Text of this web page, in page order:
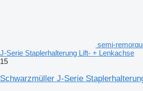
semi-
J-Serie Staplerhalterung Lift- + Lenkachse
15
Schwarzmüller J-Serie